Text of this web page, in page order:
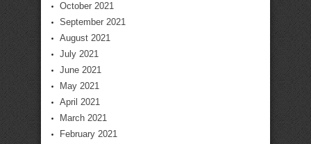
October 2021
September 2021
August 2021
July 2021
June 2021
May 2021
April 2021
March 2021
February 2021